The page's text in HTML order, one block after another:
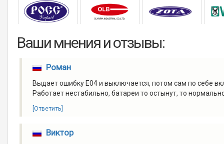
Ваши мнения и отзывы:
Роман
Выдает ошибку Е04 и выключается, потом сам по себе
Работает нестабильно, батареи то остынут, то
[Ответить]
Виктор